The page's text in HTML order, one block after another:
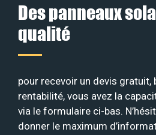
Des panneaux
qualité
pour recevoir un devis gratuit,
rentabilité, vous avez la
via le formulaire ci-bas.
donner le maximum